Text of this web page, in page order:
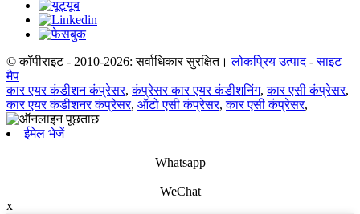
© कॉपीराइट - 2010-2026: सर्वाधिकार सुरक्षित। लोकप्रिय उत्पाद-साइट
मैप
कार एयर कंडीशन कंप्रेसर,कंप्रेसर कार एयर कंडीशनिंग,कार एसी कंप्रेसर,
कार एयर कंडीशनर कंप्रेसर, ऑटो एसी कंप्रेसर,कार एसी कंप्रेसर,
ईमेल भेजें
Whatsapp
WeChat
x